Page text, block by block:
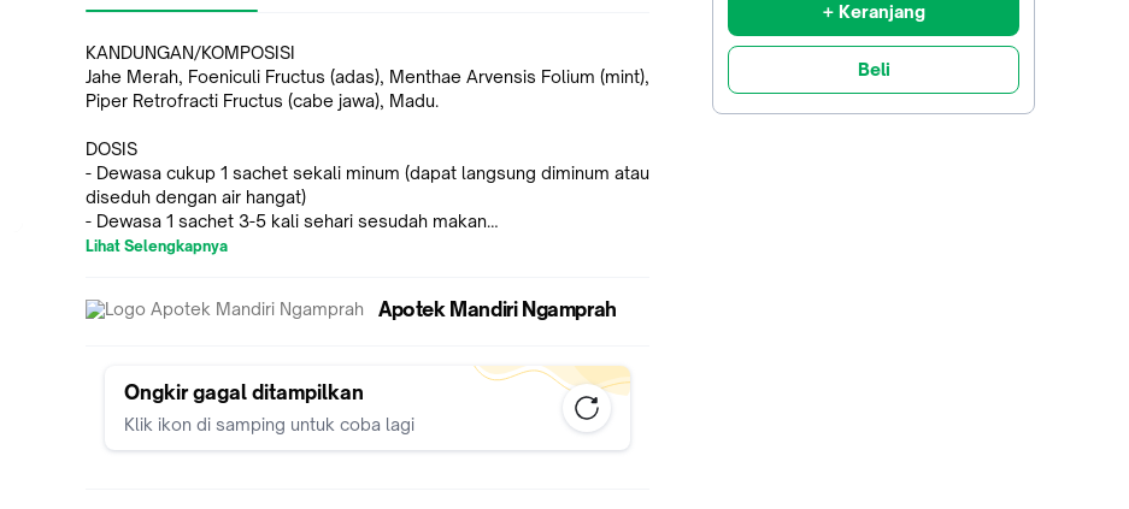
+ Keranjang
Beli
KANDUNGAN/KOMPOSISI
Jahe Merah, Foeniculi Fructus (adas), Menthae Arvensis Folium (mint),
Piper Retrofracti Fructus (cabe jawa), Madu.
DOSIS
- Dewasa cukup 1 sachet sekali minum (dapat langsung diminum atau
diseduh dengan air hangat)
- Dewasa 1 sachet 3-5 kali sehari sesudah makan
- Anak-anak 1/2 dosis dewasa
INDIKASI/ KEGUNAAN
- Halal dan aman dikonsumsi
Lihat Selengkapnya
Apotek Mandiri Ngamprah
Ongkir gagal ditampilkan
Klik ikon di samping untuk coba lagi